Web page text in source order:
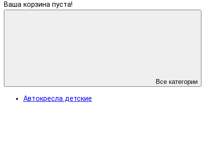
Ваша корзина пуста!
Все категории
Автокресла детские